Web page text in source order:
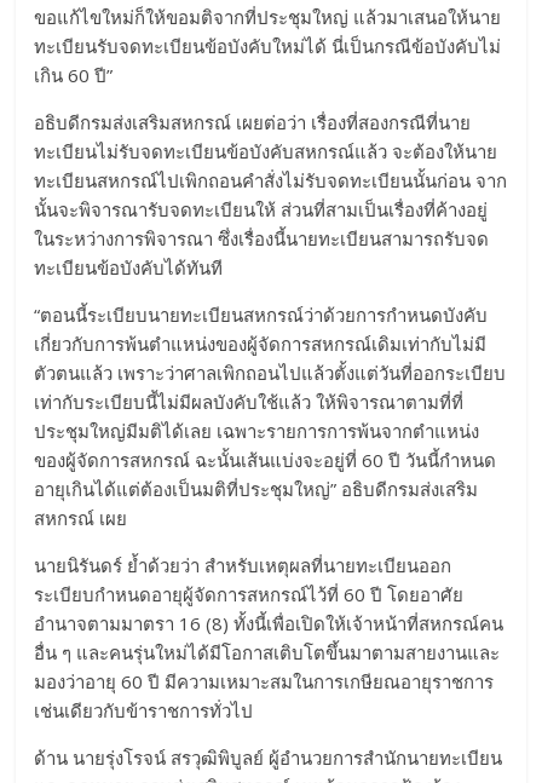
ขอแก้ไขใหม่ก็ให้ขอมติจากที่ประชุมใหญ่ แล้วมาเสนอให้นาย
ทะเบียนรับจดทะเบียนข้อบังคับใหม่ได้ นี่เป็นกรณีข้อบังคับไม่
เกิน 60 ปี”
อธิบดีกรมส่งเสริมสหกรณ์ เผยต่อว่า เรื่องที่สองกรณีที่นาย
ทะเบียนไม่รับจดทะเบียนข้อบังคับสหกรณ์แล้ว จะต้องให้นาย
ทะเบียนสหกรณ์ไปเพิกถอนคำสั่งไม่รับจดทะเบียนนั้นก่อน จาก
นั้นจะพิจารณารับจดทะเบียนให้ ส่วนที่สามเป็นเรื่องที่ค้างอยู่
ในระหว่างการพิจารณา ซึ่งเรื่องนี้นายทะเบียนสามารถรับจด
ทะเบียนข้อบังคับได้ทันที
“ตอนนี้ระเบียบนายทะเบียนสหกรณ์ว่าด้วยการกำหนดบังคับ
เกี่ยวกับการพ้นตำแหน่งของผู้จัดการสหกรณ์เดิมเท่ากับไม่มี
ตัวตนแล้ว เพราะว่าศาลเพิกถอนไปแล้วตั้งแต่วันที่ออกระเบียบ
เท่ากับระเบียบนี้ไม่มีผลบังคับใช้แล้ว ให้พิจารณาตามที่ที่
ประชุมใหญ่มีมติได้เลย เฉพาะรายการการพ้นจากตำแหน่ง
ของผู้จัดการสหกรณ์ ฉะนั้นเส้นแบ่งจะอยู่ที่ 60 ปี วันนี้กำหนด
อายุเกินได้แต่ต้องเป็นมติที่ประชุมใหญ่” อธิบดีกรมส่งเสริม
สหกรณ์ เผย
นายนิรันดร์ ย้ำด้วยว่า สำหรับเหตุผลที่นายทะเบียนออก
ระเบียบกำหนดอายุผู้จัดการสหกรณ์ไว้ที่ 60 ปี โดยอาศัย
อำนาจตามมาตรา 16 (8) ทั้งนี้เพื่อเปิดให้เจ้าหน้าที่สหกรณ์คน
อื่น ๆ และคนรุ่นใหม่ได้มีโอกาสเติบโตขึ้นมาตามสายงานและ
มองว่าอายุ 60 ปี มีความเหมาะสมในการเกษียณอายุราชการ
เช่นเดียวกับข้าราชการทั่วไป
ด้าน นายรุ่งโรจน์ สรวุฒิพิบูลย์ ผู้อำนวยการสำนักนายทะเบียน